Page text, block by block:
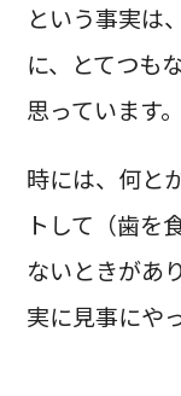
という事実は
に、とてつも
思っています。
時には、何と
トして（歯を
ないときがあ
実に見事にや